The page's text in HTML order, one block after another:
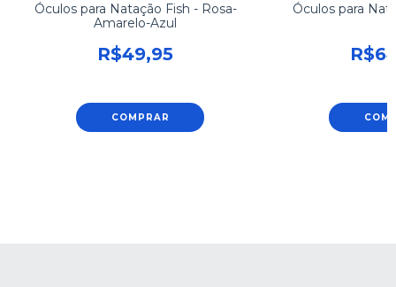
Óculos para Natação Fish - Rosa-
Amarelo-Azul
R$49,95
COMPRAR
Óculos para